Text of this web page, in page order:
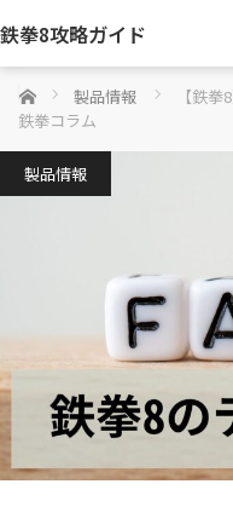
鉄拳8攻略ガイド
ホーム 製品情報
【鉄
鉄拳コラム
製品情報